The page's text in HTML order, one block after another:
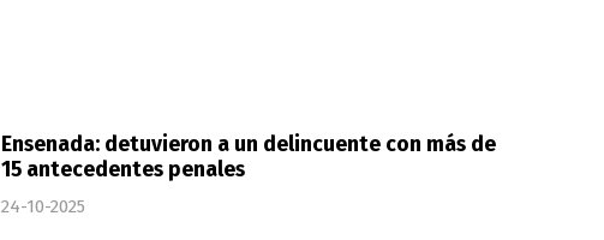
Ensenada: detuvieron a un delincuente con más de
15 antecedentes penales
24-10-2025